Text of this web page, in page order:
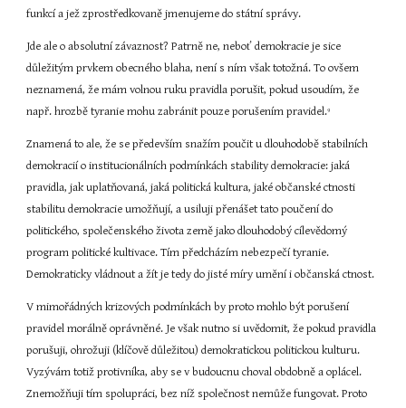
funkcí a jež zprostředkovaně jmenujeme do státní správy.
Jde ale o absolutní závaznost? Patrně ne, neboť demokracie je sice
důležitým prvkem obecného blaha, není s ním však totožná. To ovšem
neznamená, že mám volnou ruku pravidla porušit, pokud usoudím, že
např. hrozbě tyranie mohu zabránit pouze porušením pravidel.9
Znamená to ale, že se především snažím poučit u dlouhodobě stabilních
demokracií o institucionálních podmínkách stability demokracie: jaká
pravidla, jak uplatňovaná, jaká politická kultura, jaké občanské ctnosti
stabilitu demokracie umožňují, a usiluji přenášet tato poučení do
politického, společenského života země jako dlouhodobý cílevědomý
program politické kultivace. Tím předcházím nebezpečí tyranie.
Demokraticky vládnout a žít je tedy do jisté míry umění i občanská ctnost.
V mimořádných krizových podmínkách by proto mohlo být porušení
pravidel morálně oprávněné. Je však nutno si uvědomit, že pokud pravidla
porušuji, ohrožuji (klíčově důležitou) demokratickou politickou kulturu.
Vyzývám totiž protivníka, aby se v budoucnu choval obdobně a oplácel.
Znemožňuji tím spolupráci, bez níž společnost nemůže fungovat. Proto